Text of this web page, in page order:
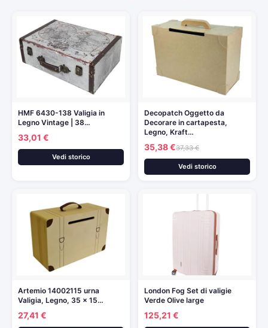
HMF 6430-138 Valigia in
Legno Vintage | 38…
33,01 €
Vedi storico
Decopatch Oggetto da
Decorare in cartapesta,
Legno, Kraft…
35,38 €37,33 €
Vedi storico
Artemio 14002115 urna
Valigia, Legno, 35 x 15…
27,41 €
London Fog Set di valigie
Verde Olive large
125,21 €